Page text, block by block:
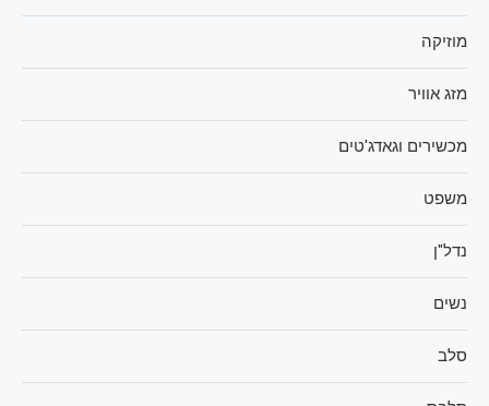
מוזיקה
מזג אוויר
מכשירים וגאדג'טים
משפט
נדל"ן
נשים
סלב